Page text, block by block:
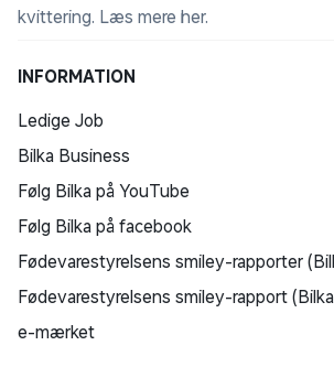
kvittering. Læs mere her.
INFORMATION
Ledige Job
Bilka Business
Følg Bilka på YouTube
Følg Bilka på facebook
Fødevarestyrelsens smiley-rapporter
Fødevarestyrelsens smiley-rapport
e-mærket